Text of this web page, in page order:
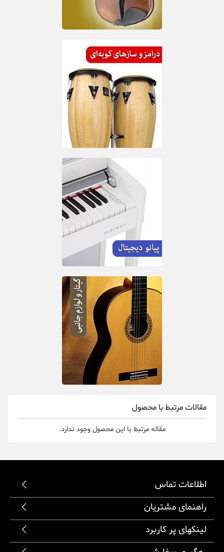
مقالات مرتبط با محصول
مقاله مرتبط با این محصول وجود ندارد.
اطلاعات تماس
راهنمای مشتریان
لینکهای پر کاربرد